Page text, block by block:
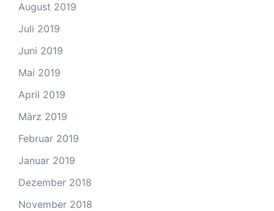
August 2019
Juli 2019
Juni 2019
Mai 2019
April 2019
März 2019
Februar 2019
Januar 2019
Dezember 2018
November 2018